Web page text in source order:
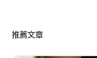
推薦文章